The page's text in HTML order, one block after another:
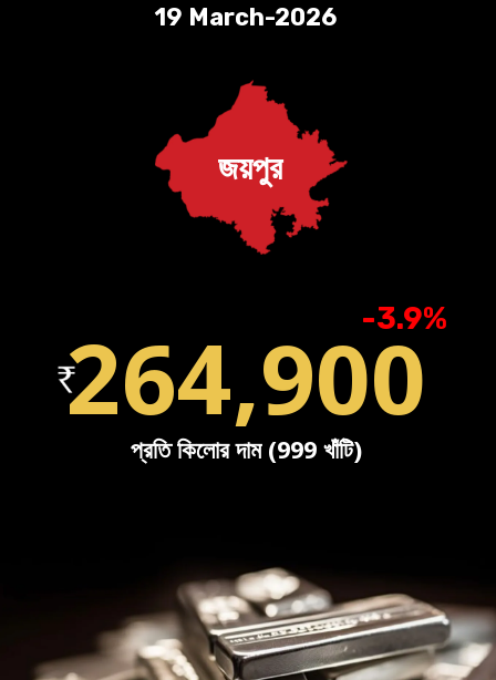
-3.9%
264,900
19 March-2026
জয়পুর
প্রতি কিলোর দাম (999 খাঁটি)